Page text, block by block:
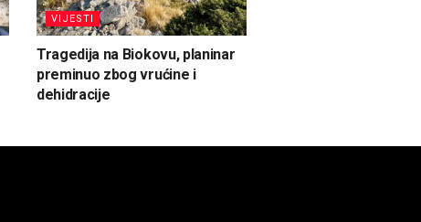
VIJESTI
Tragedija na Biokovu, planinar
preminuo zbog vrućine i
dehidracije